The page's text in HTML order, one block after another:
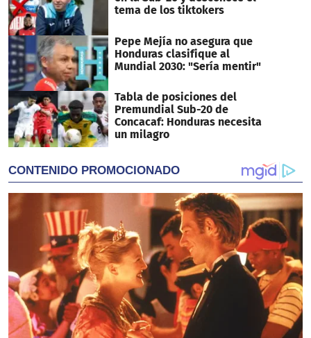
tema de los tiktokers
Pepe Mejía no asegura que
Honduras clasifique al
Mundial 2030: "Sería mentir"
Tabla de posiciones del
Premundial Sub-20 de
Concacaf: Honduras necesita
un milagro